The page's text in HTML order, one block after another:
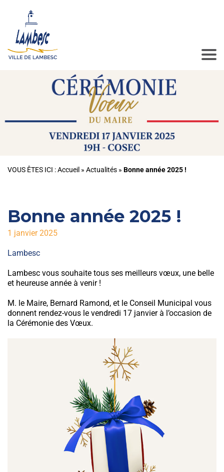
VOUS ÊTES ICI :Accueil » Actualités » Bonne année 2025 !
Bonne année 2025 !
1 janvier 2025
Lambesc
Lambesc vous souhaite tous ses meilleurs vœux, une belle
et heureuse année à venir !
M. le Maire, Bernard Ramond, et le Conseil Municipal vous
donnent rendez-vous le vendredi 17 janvier à l’occasion de
la Cérémonie des Vœux.